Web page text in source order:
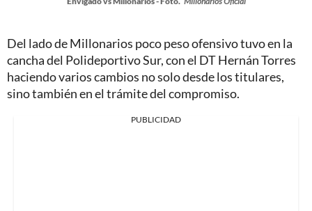
Del lado de Millonarios poco peso ofensivo tuvo en la
cancha del Polideportivo Sur, con el DT Hernán Torres
haciendo varios cambios no solo desde los titulares,
sino también en el trámite del compromiso.
PUBLICIDAD